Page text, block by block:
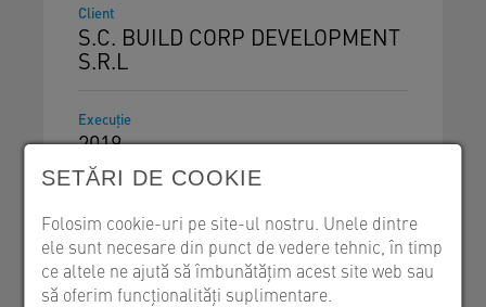
Client
S.C. BUILD CORP DEVELOPMENT
S.R.L
Execuţie
2019
Structuri construcţii
SETĂRI DE COOKIE
Folosim cookie-uri pe site-ul nostru. Unele dintre
ele sunt necesare din punct de vedere tehnic, în timp
ce altele ne ajută să îmbunătățim acest site web sau
să oferim funcționalități suplimentare.